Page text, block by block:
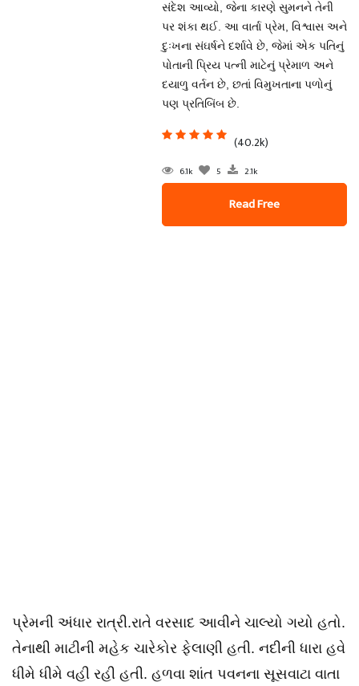
સંદેશ આવ્યો, જેના કારણે સુમનને તેની
પર શંકા થઈ. આ વાર્તા પ્રેમ, વિશ્વાસ અને
દુઃખના સંઘર્ષને દર્શાવે છે, જેમાં એક પતિનું
પોતાની પ્રિય પત્ની માટેનું પ્રેમાળ અને
દયાળુ વર્તન છે, છતાં વિમુખતાના પળોનું
પણ પ્રતિબિંબ છે.
(40.2k)
6.1k 5 2.1k
Read Free
પ્રેમની અંધાર રાત્રી.રાતે વરસાદ આવીને ચાલ્યો ગયો હતો.
તેનાથી માટીની મહેક ચારેકોર ફેલાણી હતી. નદીની ધારા હવે
ધીમે ધીમે વહી રહી હતી. હળવા શાંત પવનના સૂસવાટા વાતા